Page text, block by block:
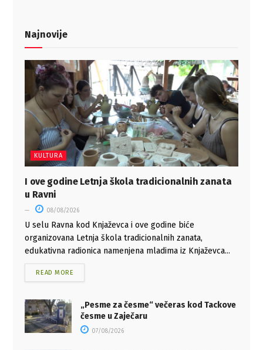
Najnovije
KULTURA
I ove godine Letnja škola tradicionalnih zanata
u Ravni
08/08/2026
U selu Ravna kod Knjaževca i ove godine biće
organizovana Letnja škola tradicionalnih zanata,
edukativna radionica namenjena mladima iz Knjaževca...
READ MORE
„Pesme za česme“ večeras kod Tackove
česme u Zaječaru
07/08/2026